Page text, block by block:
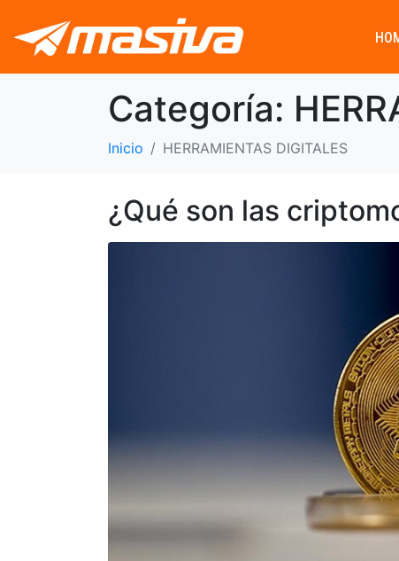
Categoría:
Inicio HERRAMIENTAS DIGITALES
¿Qué son las